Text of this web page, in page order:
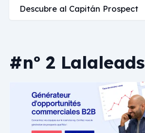
Descubre al Capitán Prospect
#nº 2 Lalaleads